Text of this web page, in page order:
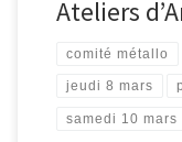
Ateliers
comité métallo
jeudi 8 mars
samedi 10 mars